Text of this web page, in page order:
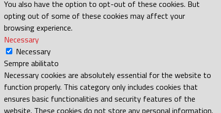
You also have the option to opt-out of these cookies. But
opting out of some of these cookies may affect your
browsing experience.
Necessary
Necessary
Sempre abilitato
Necessary cookies are absolutely essential for the website to
function properly. This category only includes cookies that
ensures basic functionalities and security features of the
website. These cookies do not store any personal information.